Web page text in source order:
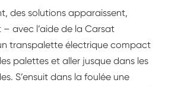
des solutions apparaissent,
– avec l’aide de la Carsat
transpalette électrique compact
palettes et aller jusque dans les
S’ensuit dans la foulée une